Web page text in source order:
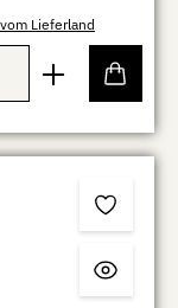
Lieferland
Wert ein